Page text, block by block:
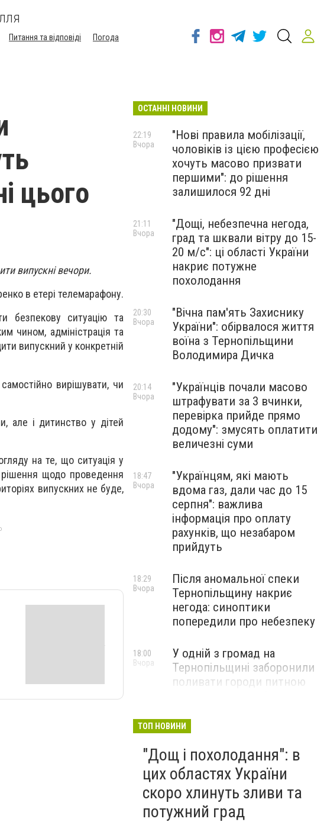
Питання та відповіді
Погода
цього
випускні вечори.
в етері телемарафону.
безпекову ситуацію та
чином, адміністрація та
випускний у конкретній
вирішувати, чи
але і дитинство у дітей
на те, що ситуація у
щодо проведення
випускних не буде,
ОСТАННІ НОВИНИ
"Нові правила мобілізації,
чоловіків із цією професією
хочуть масово призвати
першими": до рішення
залишилося 92 дні
22:19
Вчора
"Дощі, небезпечна негода,
град та шквали вітру до 15-
20 м/с": ці області України
накриє потужне
похолодання
21:11
Вчора
"Вічна пам'ять Захиснику
України": обірвалося життя
воїна з Тернопільщини
Володимира Дичка
20:30
Вчора
"Українців почали масово
штрафувати за 3 вчинки,
перевірка прийде прямо
додому": змусять оплатити
величезні суми
20:14
Вчора
"Українцям, які мають
вдома газ, дали час до 15
серпня": важлива
інформація про оплату
рахунків, що незабаром
прийдуть
18:47
Вчора
Після аномальної спеки
Тернопільщину накриє
негода: синоптики
попередили про небезпеку
18:29
Вчора
У одній з громад на
Тернопільщині заборонили
поливати городи питною
18:00
Вчора
миті: на Тернопільщині
знешкодили боєприпас
Вчора
ТОП НОВИНИ
"Дощ і похолодання": в
цих областях України
скоро хлинуть зливи та
потужний град